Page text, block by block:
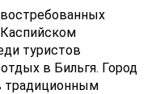
Каспийском
туристов
в Бильгя. Город
традиционным